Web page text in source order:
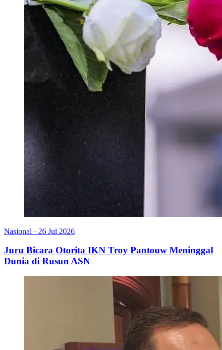
Nasional · 26 Jul 2026
Juru Bicara Otorita IKN Troy Pantouw Meninggal
Dunia di Rusun ASN